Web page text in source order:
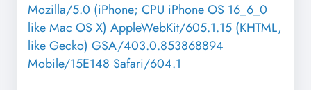
Mozilla/5.0 (iPhone; CPU iPhone OS 16_6_0
like Mac OS X) AppleWebKit/605.1.15 (KHTML,
like Gecko) GSA/403.0.853868894
Mobile/15E148 Safari/604.1